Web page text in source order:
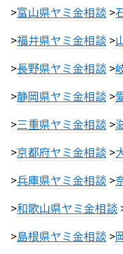
>富山県ヤミ金相談 >
>福井県ヤミ金相談 >
>長野県ヤミ金相談 >
>静岡県ヤミ金相談 >
>三重県ヤミ金相談 >
>京都府ヤミ金相談 >
>兵庫県ヤミ金相談 >
>和歌山県ヤミ金相談
>島根県ヤミ金相談 >